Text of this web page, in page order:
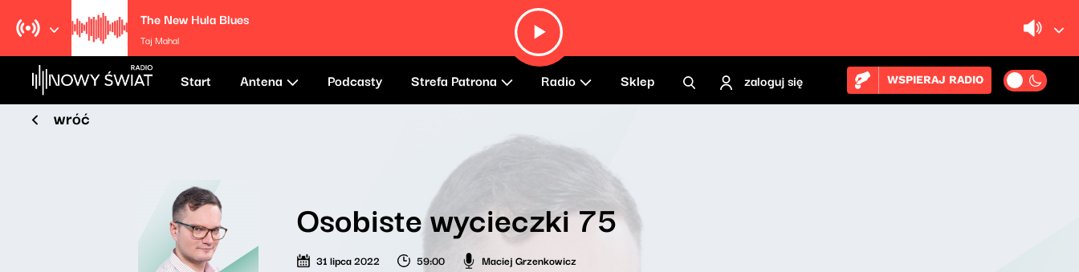
The New Hula Blues
Taj Mahal
Start Antena Podcasty Strefa Patrona Radio Sklep zaloguj się WSPIERAJ RADIO
wróć
Osobiste wycieczki 75
31 lipca 2022 59:00 Maciej Grzenkowicz